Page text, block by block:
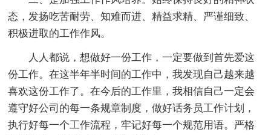
态，发扬吃苦耐劳、知难而进、精益求精、严谨细致、
积极进取的工作作风。
人人都说，想做好一份工作，一定要做到首先爱这
份工作。在这半年半时间的工作中，我发现自己越来越
喜欢这份工作了。在今后的工作里，我相信自己一定会
遵守好公司的每一条规章制度，做好话务员工作计划，
执行好每一个工作流程，牢记好每一个规范用语。严格